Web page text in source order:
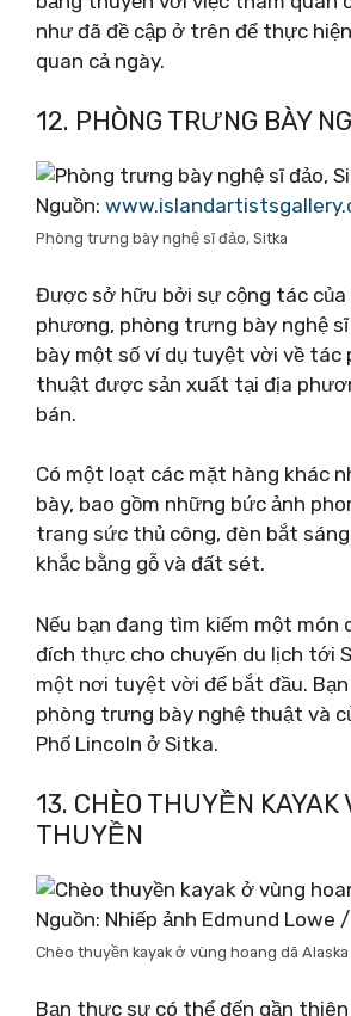
như đã đề cập ở trên để thực
quan cả ngày.
12. PHÒNG TRƯNG BÀY
Nguồn:
Phòng trưng bày nghệ sĩ đảo, Sitka
Được sở hữu bởi sự cộng tác của
phương, phòng trưng bày nghệ
bày một số ví dụ tuyệt vời về tác
thuật được sản xuất tại địa
bán.
Có một loạt các mặt hàng khác
bày, bao gồm những bức ảnh
trang sức thủ công, đèn bắt
khắc bằng gỗ và đất sét.
Nếu bạn đang tìm kiếm một món
đích thực cho chuyến du lịch tới
một nơi tuyệt vời để bắt đầu.
phòng trưng bày nghệ thuật và
Phố Lincoln ở Sitka.
13. CHÈO THUYỀN KAYAK
THUYỀN
Nguồn: Nhiếp ảnh Edmund Lowe
Chèo thuyền kayak ở vùng hoang dã Alaska
Bạn thực sự có thể đến gần